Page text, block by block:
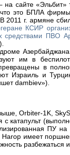
на сайте «Эльбит»
что это БПЛА
2011 г. армяне
КСИР
средствами ПВО
им в
в
Израиль и
dambiev»).
Orbiter-1K,
с катапульт
ПУ
имеет
разбежаться